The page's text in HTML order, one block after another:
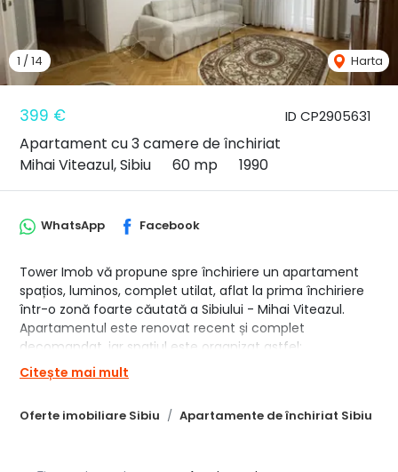
ID CP2905631
399 €
Apartament cu 3 camere de închiriat
Mihai Viteazul, Sibiu
60 mp 1990
1 / 14 Harta
Oferte imobiliare Sibiu Apartamente de închiriat Sibiu
WhatsApp Facebook
Tower Imob vă propune spre închiriere un apartament
spațios, luminos, complet utilat, aflat la prima închiriere
într-o zonă foarte căutată a Sibiului - Mihai Viteazul.
Apartamentul este renovat recent și complet
decomandat, iar spațiul este organizat astfel:
➤ Hol încăpător, cu spații de depozitare;
➤ Living luminos cu ieșire pe balcon;
Citește mai mult